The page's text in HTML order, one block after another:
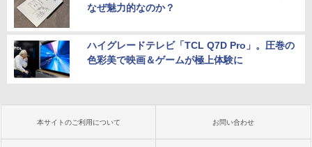
なぜ魅力的なのか？
ハイグレードテレビ「TCL Q7D Pro」。圧巻の
色彩美で映画＆ゲームが極上体験に
本サイトのご利用について お問い合わせ